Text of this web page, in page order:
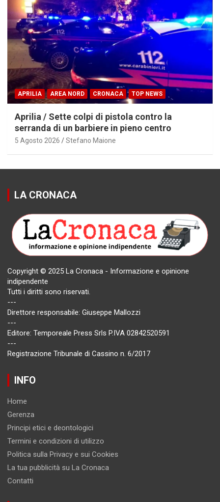
APRILIA AREA NORD CRONACA TOP NEWS
Aprilia / Sette colpi di pistola contro la
serranda di un barbiere in pieno centro
5 Agosto 2026 Stefano Maione
LA CRONACA
Copyright © 2025 La Cronaca - Informazione e opinione
indipendente
Tutti i diritti sono riservati.
---
Direttore responsabile: Giuseppe Mallozzi
---
Editore: Temporeale Press Srls P.IVA 02842520591
---
Registrazione Tribunale di Cassino n. 6/2017
INFO
Home
Gerenza
Principi etici e deontologici
Termini e condizioni di utilizzo
Politica sulla Privacy e sui Cookies
La tua pubblicità su La Cronaca
Contatti